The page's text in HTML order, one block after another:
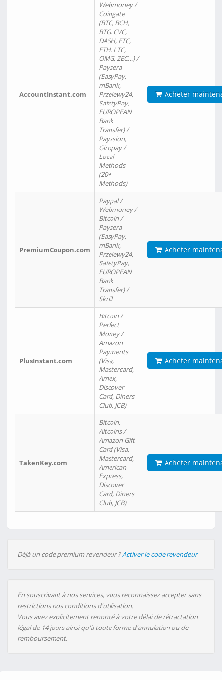
AccountInstant.com
Webmoney /
Coingate
(BTC, BCH,
BTG, CVC,
DASH, ETC,
ETH, LTC,
OMG, ZEC…) /
Paysera
(EasyPay,
mBank,
Przelewy24,
SafetyPay,
EUROPEAN
Bank
Transfer) /
Payssion,
Giropay /
Local
Methods
(20+
Methods)
Acheter
PremiumCoupon.com
Paypal /
Webmoney /
Bitcoin /
Paysera
(EasyPay,
mBank,
Przelewy24,
SafetyPay,
EUROPEAN
Bank
Transfer) /
Skrill
Acheter
PlusInstant.com
Bitcoin /
Perfect
Money /
Amazon
Payments
(Visa,
Mastercard,
Amex,
Discover
Card, Diners
Club, JCB)
Acheter
TakenKey.com
Bitcoin,
Altcoins /
Amazon Gift
Card (Visa,
Mastercard,
American
Express,
Discover
Card, Diners
Club, JCB)
Acheter
Déjà un code premium revendeur ?Activer le code revendeur
En souscrivant à nos services, vous reconnaissez accepter sans
restrictions nos conditions d'utilisation.
Vous avez explicitement renoncé à votre délai de rétractation
légal de 14 jours ainsi qu'à toute forme d'annulation ou de
remboursement.